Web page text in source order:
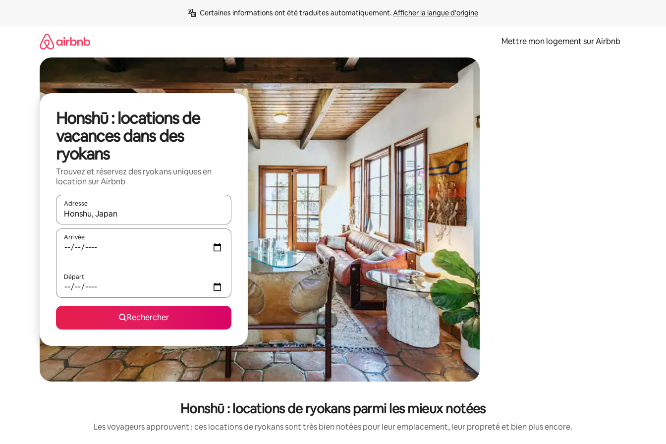
Certaines informations ont été traduites automatiquement. Afficher la langue d'origine
Mettre mon logement sur Airbnb
Honshū : locations de
vacances dans des
ryokans
Trouvez et réservez des ryokans uniques en
location sur Airbnb
Adresse
Lorsque les résultats s'affichent, utilisez les flèches vers le haut et vers le bas pour les parcourir ou en appuyant et en faisant glisser.
Arrivée
Départ
Rechercher
Honshū : locations de ryokans parmi les mieux notées
Les voyageurs approuvent : ces locations de ryokans sont très bien notées pour leur emplacement, leur propreté et bien plus encore.